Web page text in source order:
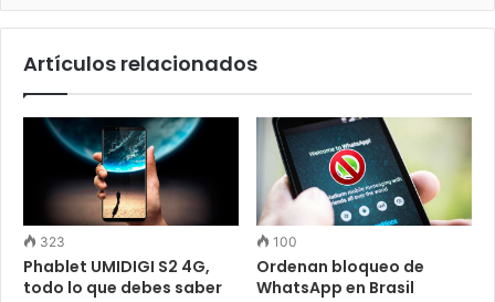
Artículos relacionados
323
Phablet UMIDIGI S2 4G,
todo lo que debes saber
100
Ordenan bloqueo de
WhatsApp en Brasil